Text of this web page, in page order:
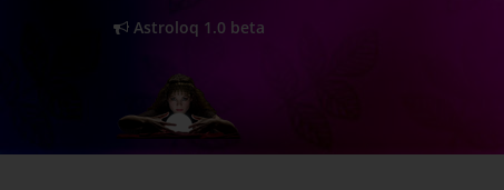
Astroloq 1.0 beta